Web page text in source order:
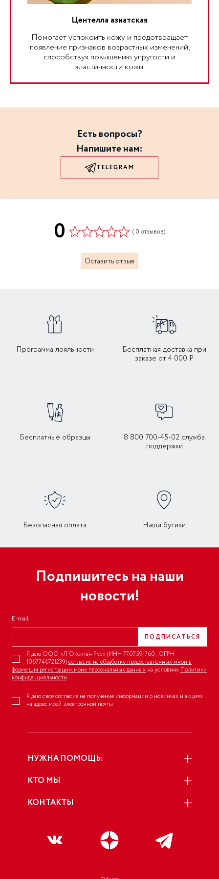
*Список ингредиентов может быть изменен,
покупателю следует обратиться к списку ингредиентов,
указанному на упаковке продукта для получения
наиболее актуальной информации.
Центелла азиатская
Помогает успокоить кожу и предотвращает
появление признаков возрастных изменений,
способствуя повышению упругости и
эластичности кожи.
Есть вопросы?
Напишите нам:
TELEGRAM
0 ( 0 отзывов)
Оставить отзыв
Программа лояльности
Бесплатная доставка при
заказе от 4 000 Р
Бесплатные образцы
8 800 700-45-02 служба
поддержки
Безопасная оплата Наши бутики
Подпишитесь на наши
новости!
E-mail
ПОДПИСАТЬСЯ
Я даю ООО «Л’Окситан Рус» (ИНН 7707591760; ОГРН
1067746721239)согласие на обработку, предоставленных мной в
форме для регистрации, моих персональных данных на условиях Политики
конфиденциальности
Я даю свое согласие на получение информации о новинках и акциях
на адрес моей электронной почты
НУЖНА ПОМОЩЬ:
КТО МЫ
КОНТАКТЫ